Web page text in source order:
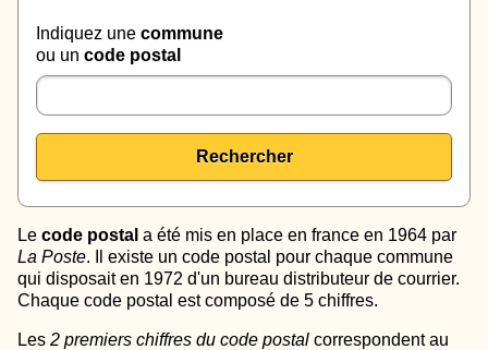
Indiquez une commune
ou un code postal
Rechercher
Le code postal a été mis en place en france en 1964 par
La Poste. Il existe un code postal pour chaque commune
qui disposait en 1972 d'un bureau distributeur de courrier.
Chaque code postal est composé de 5 chiffres.
Les 2 premiers chiffres du code postal correspondent au